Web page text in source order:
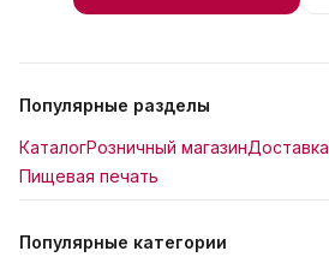
Популярные разделы
КаталогРозничный магазинДоставка
Пищевая печать
Популярные категории